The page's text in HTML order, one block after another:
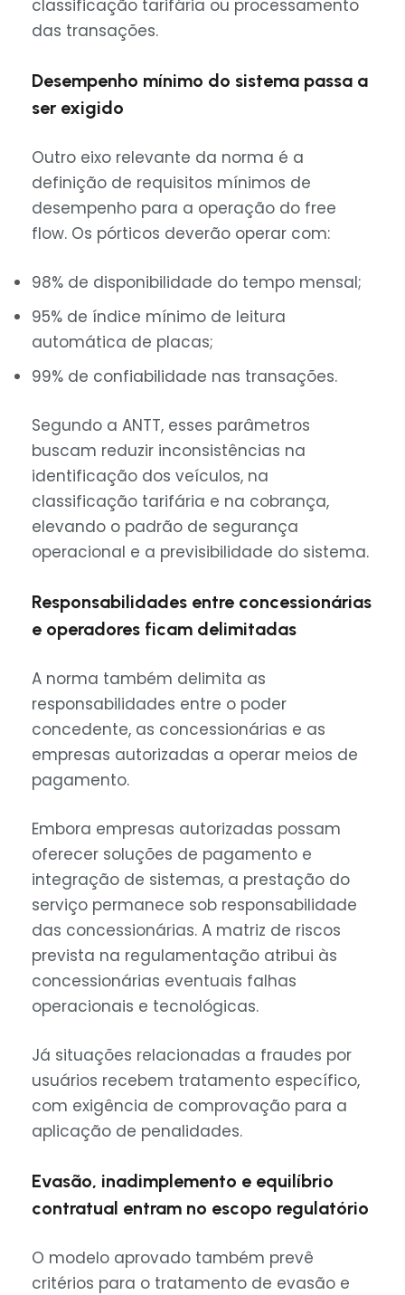
classificação tarifária ou processamento
das transações.
Desempenho mínimo do sistema passa a
ser exigido
Outro eixo relevante da norma é a
definição de requisitos mínimos de
desempenho para a operação do free
flow. Os pórticos deverão operar com:
98% de disponibilidade do tempo mensal;
95% de índice mínimo de leitura
automática de placas;
99% de confiabilidade nas transações.
Segundo a ANTT, esses parâmetros
buscam reduzir inconsistências na
identificação dos veículos, na
classificação tarifária e na cobrança,
elevando o padrão de segurança
operacional e a previsibilidade do sistema.
Responsabilidades entre concessionárias
e operadores ficam delimitadas
A norma também delimita as
responsabilidades entre o poder
concedente, as concessionárias e as
empresas autorizadas a operar meios de
pagamento.
Embora empresas autorizadas possam
oferecer soluções de pagamento e
integração de sistemas, a prestação do
serviço permanece sob responsabilidade
das concessionárias. A matriz de riscos
prevista na regulamentação atribui às
concessionárias eventuais falhas
operacionais e tecnológicas.
Já situações relacionadas a fraudes por
usuários recebem tratamento específico,
com exigência de comprovação para a
aplicação de penalidades.
Evasão, inadimplemento e equilíbrio
contratual entram no escopo regulatório
O modelo aprovado também prevê
critérios para o tratamento de evasão e